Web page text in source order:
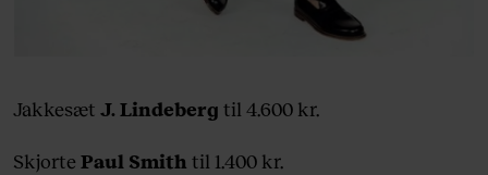
Jakkesæt J. Lindeberg til 4.600 kr.
Skjorte Paul Smith til 1.400 kr.